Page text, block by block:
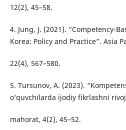
12(2), 45–58.
4. Jung, J. (2021). “Competency-
Korea: Policy and Practice”. Asia
22(4), 567–580.
5. Tursunov, A. (2023).
o‘quvchilarda ijodiy fikrlashni
mahorat, 4(2), 45–52.